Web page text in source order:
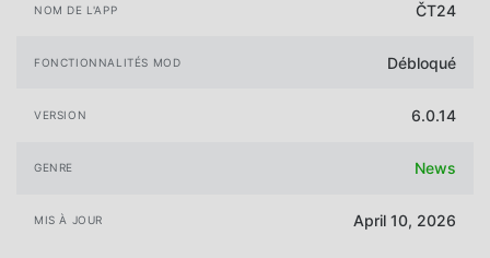
NOM DE L'APP ČT24
FONCTIONNALITÉS MOD Débloqué
VERSION 6.0.14
GENRE News
MIS À JOUR April 10, 2026